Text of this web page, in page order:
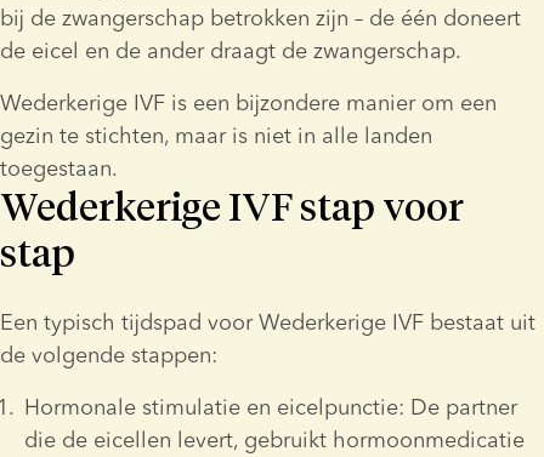
bij de zwangerschap betrokken zijn – de één doneert
de eicel en de ander draagt de zwangerschap.
Wederkerige IVF is een bijzondere manier om een
gezin te stichten, maar is niet in alle landen
toegestaan.
Wederkerige IVF stap voor
stap
Een typisch tijdspad voor Wederkerige IVF bestaat uit
de volgende stappen:
Hormonale stimulatie en eicelpunctie: De partner
die de eicellen levert, gebruikt hormoonmedicatie